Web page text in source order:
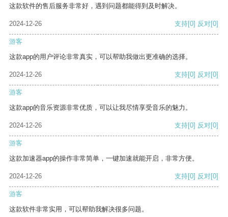
这款软件的售后服务非常好，遇到问题都能得到及时解决。
2024-12-26 支持[0] 反对[0]
游客
这款app的用户评论非常真实，可以帮助我做出更准确的选择。
2024-12-26 支持[0] 反对[0]
游客
这款app的音乐资源非常优质，可以让我尽情享受音乐的魅力。
2024-12-26 支持[0] 反对[0]
游客
这款加速器app的操作非常简单，一键加速就能开启，非常方便。
2024-12-26 支持[0] 反对[0]
游客
这款软件非常实用，可以帮助我解决很多问题。